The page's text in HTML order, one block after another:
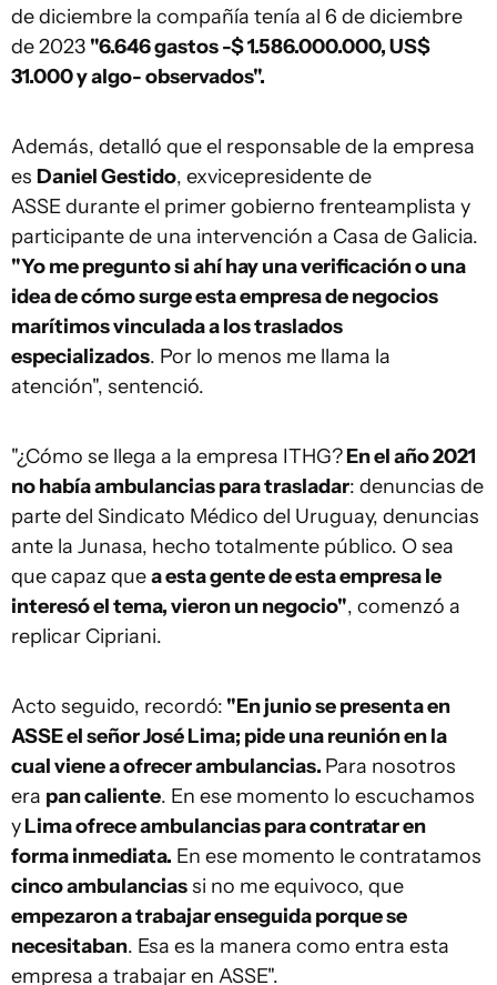
de diciembre la compañía tenía al 6 de diciembre
de 2023 "6.646 gastos -$ 1.586.000.000, US$
31.000 y algo- observados".
Además, detalló que el responsable de la empresa
es Daniel Gestido, exvicepresidente de
ASSE durante el primer gobierno frenteamplista y
participante de una intervención a Casa de Galicia.
"Yo me pregunto si ahí hay una verificación o una
idea de cómo surge esta empresa de negocios
marítimos vinculada a los traslados
especializados. Por lo menos me llama la
atención", sentenció.
"¿Cómo se llega a la empresa ITHG?En el año 2021
no había ambulancias para trasladar: denuncias de
parte del Sindicato Médico del Uruguay, denuncias
ante la Junasa, hecho totalmente público. O sea
que capaz quea esta gente de esta empresa le
interesó el tema, vieron un negocio", comenzó a
replicar Cipriani.
Acto seguido, recordó: "En junio se presenta en
ASSE el señor José Lima; pide una reunión en la
cual viene a ofrecer ambulancias. Para nosotros
era pan caliente. En ese momento lo escuchamos
yLima ofrece ambulancias para contratar en
forma inmediata. En ese momento le contratamos
cinco ambulanciassi no me equivoco, que
empezaron a trabajar enseguida porque se
necesitaban. Esa es la manera como entra esta
empresa a trabajar en ASSE".